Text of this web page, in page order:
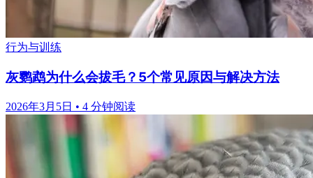
行为与训练
灰鹦鹉为什么会拔毛？5个常见原因与解决方法
2026年3月5日 • 4 分钟阅读